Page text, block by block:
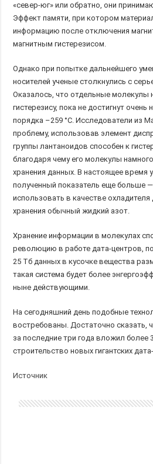
«север-юг» или обратно, они
Эффект памяти, при котором
информацию после отключения
магнитным гистерезисом.
Однако при попытке дальнейшего
носителей ученые столкнулись с
Оказалось, что отдельные молекулы
гистерезису, пока не достигнут очень
порядка –259 °С. Исследователи из
проблему, использовав элемент
группы лантаноидов способен к
благодаря чему его молекулы
хранения данных. В настоящее время
полученный показатель еще больше
использовать в качестве
хранения обычный жидкий азот.
Хранение информации в молекулах
революцию в работе дата-центров,
25 Тб данных в кусочке вещества
такая система будет более
ныне действующими.
На сегодняшний день подобные
востребованы. Достаточно сказать,
за последние три года вложил более
строительство новых гигантских
Источник